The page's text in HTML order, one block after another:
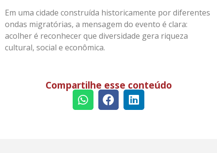
Em uma cidade construída historicamente por diferentes
ondas migratórias, a mensagem do evento é clara:
acolher é reconhecer que diversidade gera riqueza
cultural, social e econômica.
Compartilhe esse conteúdo